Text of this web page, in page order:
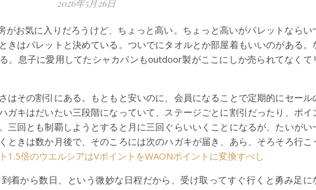
2026年5月26日
お気に入りだろうけど、ちょっと高い。ちょっと高いがパレットならい
きはパレットと決めている。ついでにタオルとか部屋着もいいのがある。
。息子に愛用してたシャカパンもoutdoor製がここにしか売られてなくて
はその割引にある。もともと安いのに、会員になることで定期的にセール
ガキはだいたい三段階になっていて、ステージごとに割引だったり、ポイ
三回とも制覇しようとすると月に三回ぐらいいくことになるが、たいがい
ときは数か月後で、そのころには次のハガキが届き、あら、そろそろ行こ
1.5倍のウエルシアはVポイントをWAONポイントに変換すべし
着から数日、という微妙な日程だから、受け取ってすぐ行くと勇み足に